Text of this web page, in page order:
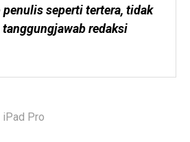
seperti tertera, tidak
iPad Pro